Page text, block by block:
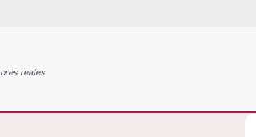
reales